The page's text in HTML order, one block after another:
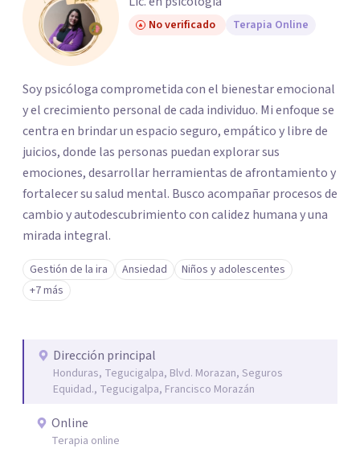
No verificado Terapia Online
Soy psicóloga comprometida con el bienestar emocional
y el crecimiento personal de cada individuo. Mi enfoque se
centra en brindar un espacio seguro, empático y libre de
juicios, donde las personas puedan explorar sus
emociones, desarrollar herramientas de afrontamiento y
fortalecer su salud mental. Busco acompañar procesos de
cambio y autodescubrimiento con calidez humana y una
mirada integral.
Gestión de la ira Ansiedad
Niños y adolescentes
+7 más
Dirección principal
Honduras, Tegucigalpa, Blvd. Morazan, Seguros
Equidad., Tegucigalpa, Francisco Morazán
Online
Terapia online